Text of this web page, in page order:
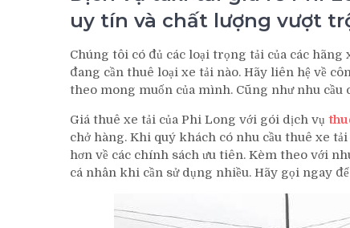
uy tín và chất lượng vượt
Chúng tôi có đủ các loại trọng tải của các
đang cần thuê loại xe tải nào. Hãy liên hệ về
theo mong muốn của mình. Cũng như nhu cầu
Giá thuê xe tải của Phi Long với gói dịch vụ
chở hàng. Khi quý khách có nhu cầu thuê xe
hơn về các chính sách ưu tiên. Kèm theo với
cá nhân khi cần sử dụng nhiều. Hãy gọi ngay